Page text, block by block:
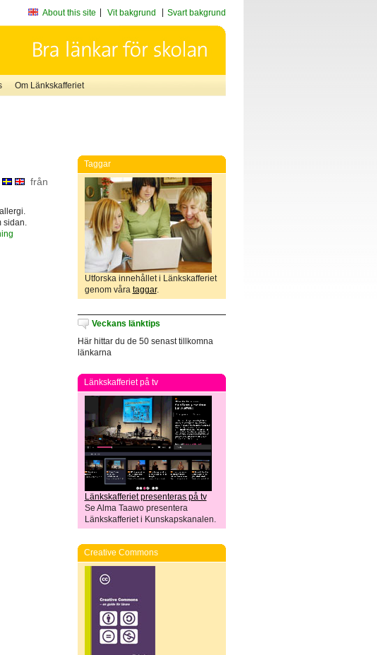
About this site Vit bakgrund Svart bakgrund
Om Länkskafferiet
från
Taggar
Utforska innehållet i Länkskafferiet
genom våra taggar.
Veckans länktips
Här hittar du de 50 senast tillkomna
länkarna
Länkskafferiet på tv
Länkskafferiet presenteras på tv
Se Alma Taawo presentera
Länkskafferiet i Kunskapskanalen.
Creative Commons